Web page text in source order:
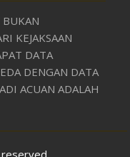
KEJAKSAAN
DATA
DENGAN DATA
ACUAN ADALAH